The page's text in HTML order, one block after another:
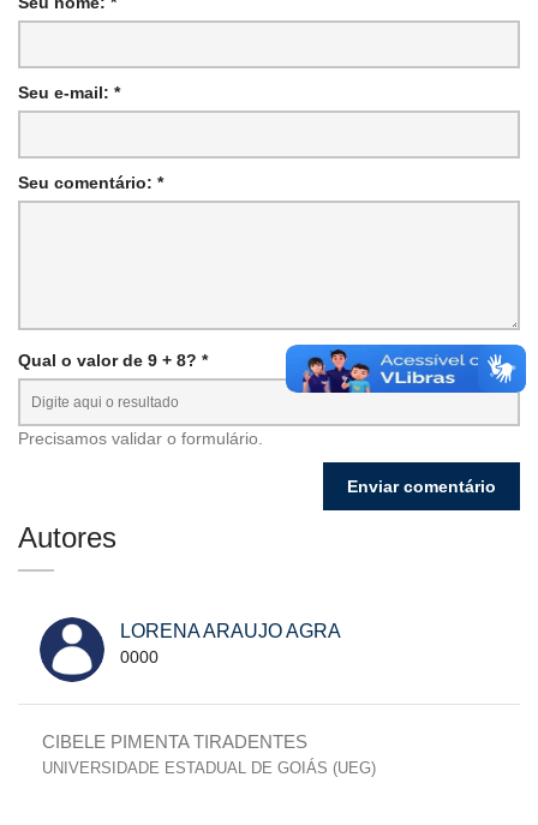
Seu e-mail: *
Seu comentário: *
Qual o valor de 9 + 8? *
Precisamos validar o formulário.
Autores
LORENA ARAUJO AGRA
0000
CIBELE PIMENTA TIRADENTES
UNIVERSIDADE ESTADUAL DE GOIÁS (UEG)